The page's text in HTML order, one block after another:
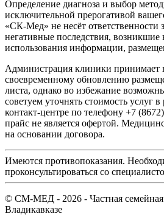
Определение диагноза и выбор
исключительной прерогативой
«СК-Мед» не несёт ответственности
негативные последствия, возникшие
использования информации,
Администрация клиники принимает
своевременному обновлению
листа, однако во избежание
советуем уточнять стоимость услуг в
контакт-центре по телефону +7
прайс не является офертой.
на основании договора.
Имеются противопоказания.
проконсультироваться со
© СМ-МЕД - 2026 - Частная семейная
Владикавказе